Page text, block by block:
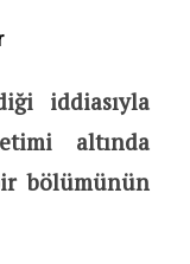
iddiasıyla
altında
bölümünün